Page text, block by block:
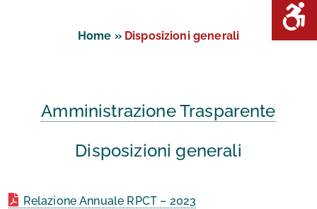
Home » Disposizioni generali
Amministrazione Trasparente
Disposizioni generali
Relazione Annuale RPCT – 2023